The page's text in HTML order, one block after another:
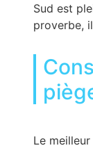
Sud est
proverbe,
Le